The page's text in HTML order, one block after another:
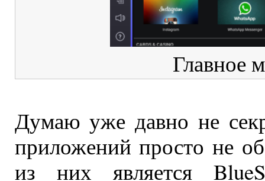
Главное
Думаю уже давно не
приложений просто не
из них является